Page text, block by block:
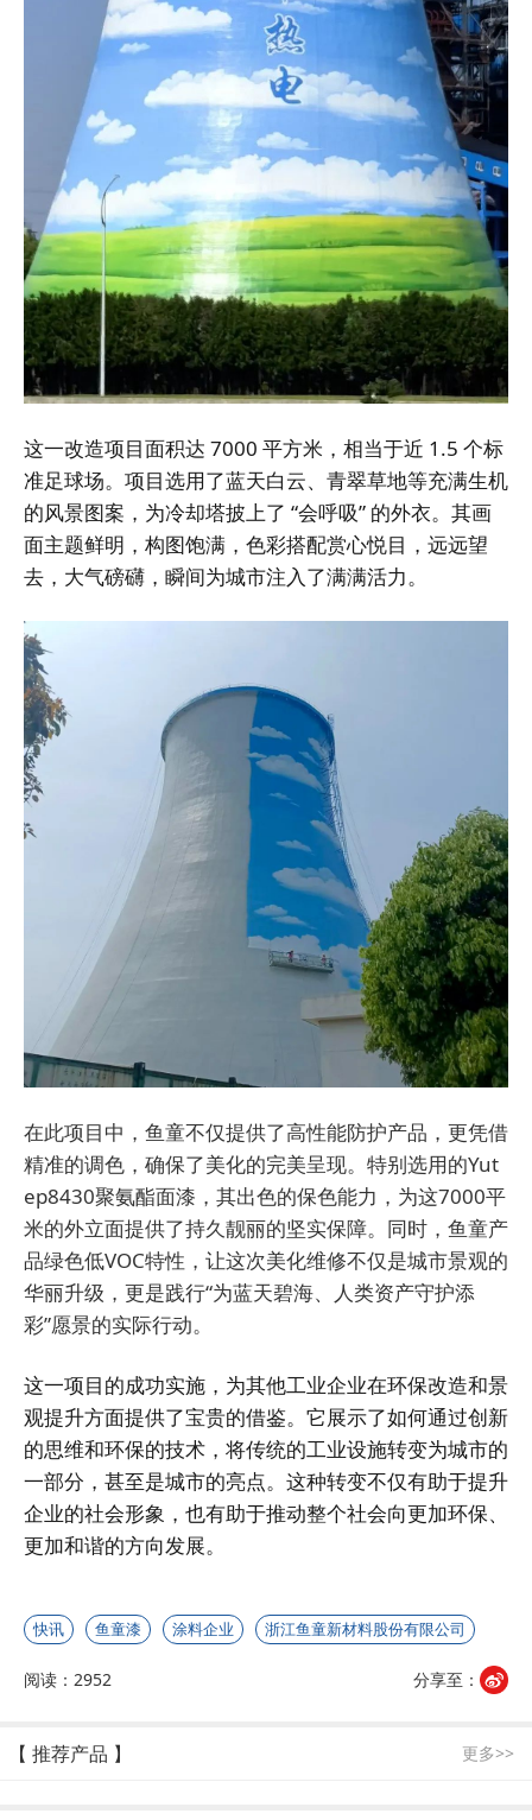
这一改造项目面积达 7000 平方米，相当于近 1.5 个标
准足球场。项目选用了蓝天白云、青翠草地等充满生机
的风景图案，为冷却塔披上了 “会呼吸” 的外衣。其画
面主题鲜明，构图饱满，色彩搭配赏心悦目，远远望
去，大气磅礴，瞬间为城市注入了满满活力。
在此项目中，鱼童不仅提供了高性能防护产品，更凭借
精准的调色，确保了美化的完美呈现。特别选用的Yut
ep8430聚氨酯面漆，其出色的保色能力，为这7000平
米的外立面提供了持久靓丽的坚实保障。 同时，鱼童产
品绿色低VOC特性，让这次美化维修不仅是城市景观的
华丽升级，更是践行“为蓝天碧海、人类资产守护添
彩”愿景的实际行动。
这一项目的成功实施，为其他工业企业在环保改造和景
观提升方面提供了宝贵的借鉴。它展示了如何通过创新
的思维和环保的技术，将传统的工业设施转变为城市的
一部分，甚至是城市的亮点。这种转变不仅有助于提升
企业的社会形象，也有助于推动整个社会向更加环保、
更加和谐的方向发展。
快讯 鱼童漆 涂料企业 浙江鱼童新材料股份有限公司
阅读：2952 分享至：
【 推荐产品 】 更多>>